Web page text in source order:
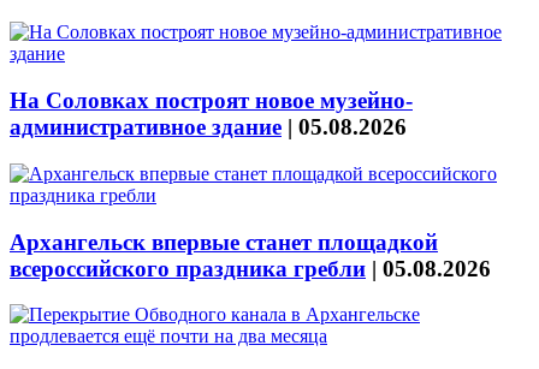
На Соловках построят новое музейно-
административное здание | 05.08.2026
Архангельск впервые станет площадкой
всероссийского праздника гребли | 05.08.2026